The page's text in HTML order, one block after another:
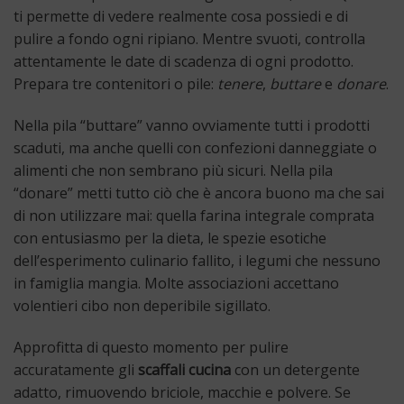
ti permette di vedere realmente cosa possiedi e di
pulire a fondo ogni ripiano. Mentre svuoti, controlla
attentamente le date di scadenza di ogni prodotto.
Prepara tre contenitori o pile: tenere, buttaree donare.
Nella pila “buttare” vanno ovviamente tutti i prodotti
scaduti, ma anche quelli con confezioni danneggiate o
alimenti che non sembrano più sicuri. Nella pila
“donare” metti tutto ciò che è ancora buono ma che sai
di non utilizzare mai: quella farina integrale comprata
con entusiasmo per la dieta, le spezie esotiche
dell’esperimento culinario fallito, i legumi che nessuno
in famiglia mangia. Molte associazioni accettano
volentieri cibo non deperibile sigillato.
Approfitta di questo momento per pulire
accuratamente gli scaffali cucina con un detergente
adatto, rimuovendo briciole, macchie e polvere. Se